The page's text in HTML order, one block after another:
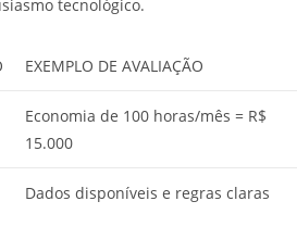
tecnológico.
EXEMPLO DE AVALIAÇÃO
Economia de 100 horas/mês = R$
15.000
Dados disponíveis e regras claras